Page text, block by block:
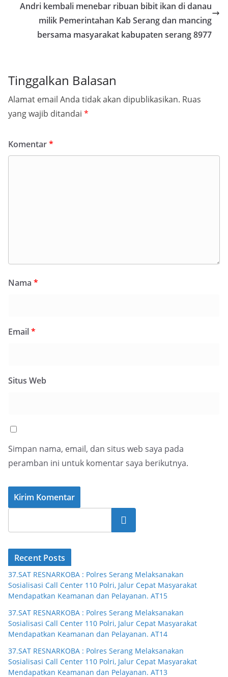
Andri kembali menebar ribuan bibit ikan di danau
milik Pemerintahan Kab Serang dan mancing
bersama masyarakat kabupaten serang 8977
Tinggalkan Balasan
Alamat email Anda tidak akan dipublikasikan. Ruas
yang wajib ditandai *
Komentar*
Nama *
Email*
Situs Web
Simpan nama, email, dan situs web saya pada
peramban ini untuk komentar saya berikutnya.
Cari
Recent Posts
37.SAT RESNARKOBA : Polres Serang Melaksanakan
Sosialisasi Call Center 110 Polri, Jalur Cepat Masyarakat
Mendapatkan Keamanan dan Pelayanan. AT15
37.SAT RESNARKOBA : Polres Serang Melaksanakan
Sosialisasi Call Center 110 Polri, Jalur Cepat Masyarakat
Mendapatkan Keamanan dan Pelayanan. AT14
37.SAT RESNARKOBA : Polres Serang Melaksanakan
Sosialisasi Call Center 110 Polri, Jalur Cepat Masyarakat
Mendapatkan Keamanan dan Pelayanan. AT13